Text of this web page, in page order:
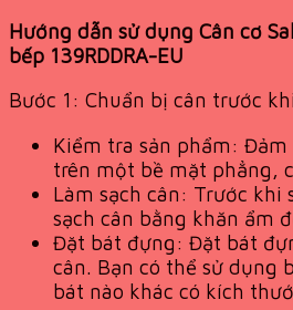
Hướng dẫn sử dụng Cân cơ
bếp 139RDDRA-EU
Bước 1: Chuẩn bị cân trước
Kiểm tra sản phẩm:
trên một bề mặt phẳng,
Làm sạch cân: Trước khi
sạch cân bằng khăn ẩm
Đặt bát đựng: Đặt bát
cân. Bạn có thể sử dụng
bát nào khác có kích